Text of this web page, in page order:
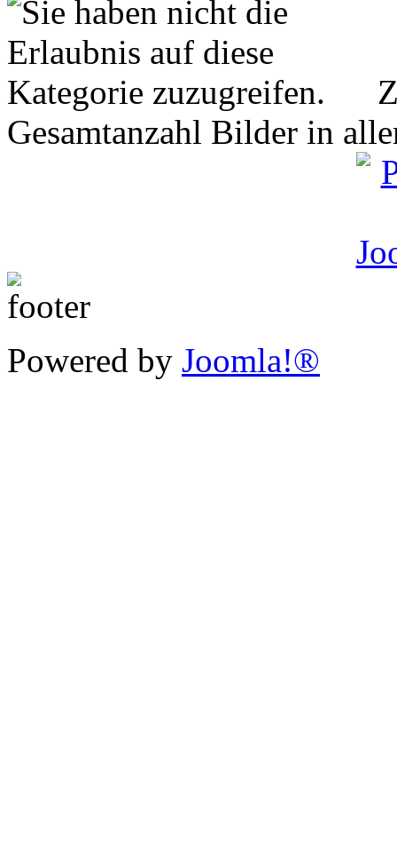
Gesamtanzahl Bilder in
Powered by Joomla!®